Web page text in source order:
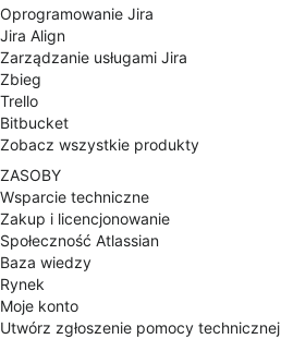
Oprogramowanie Jira
Jira Align
Zarządzanie usługami Jira
Zbieg
Trello
Bitbucket
Zobacz wszystkie produkty
ZASOBY
Wsparcie techniczne
Zakup i licencjonowanie
Społeczność Atlassian
Baza wiedzy
Rynek
Moje konto
Utwórz zgłoszenie pomocy technicznej